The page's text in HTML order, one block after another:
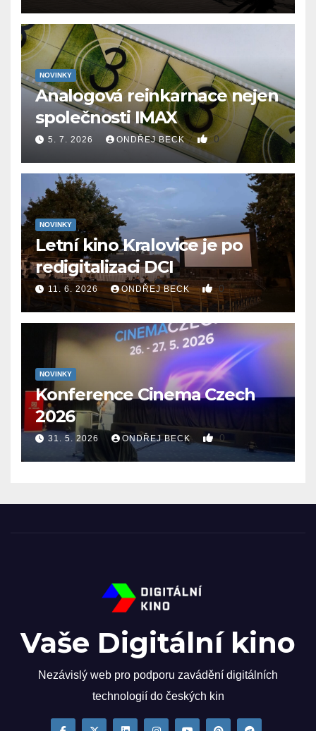
NOVINKY
Analogová reinkarnace nejen
společnosti IMAX
5. 7. 2026 ONDŘEJ BECK 0
NOVINKY
Letní kino Kralovice je po
redigitalizaci DCI
11. 6. 2026 ONDŘEJ BECK 0
NOVINKY
Konference Cinema Czech
2026
31. 5. 2026 ONDŘEJ BECK 0
Vaše Digitální kino
Nezávislý web pro podporu zavádění digitálních
technologií do českých kin